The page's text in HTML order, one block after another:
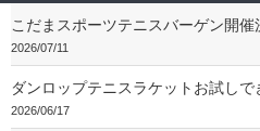
こだまスポーツテニスバーゲン開催
2026/07/11
ダンロップテニスラケットお試しで
2026/06/17